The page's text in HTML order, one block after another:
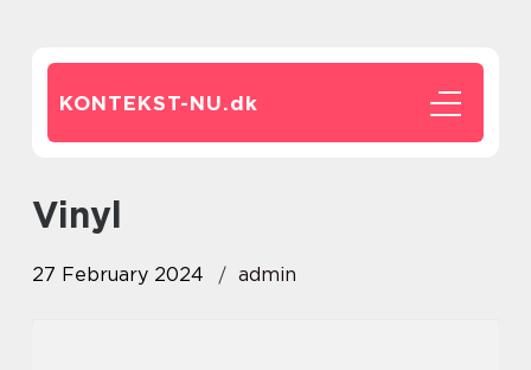
KONTEKST-NU.dk
vinyl
27 February 2024 admin